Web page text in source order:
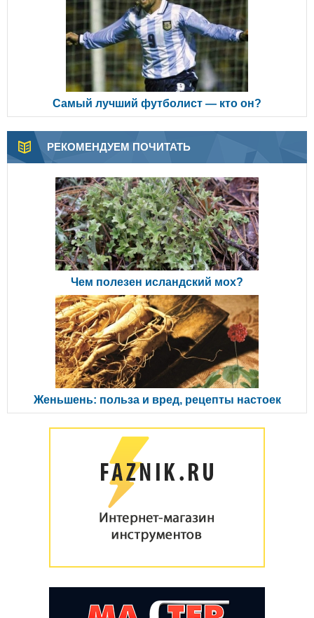
Самый лучший футболист — кто он?
РЕКОМЕНДУЕМ ПОЧИТАТЬ
Чем полезен исландский мох?
Женьшень: польза и вред, рецепты настоек